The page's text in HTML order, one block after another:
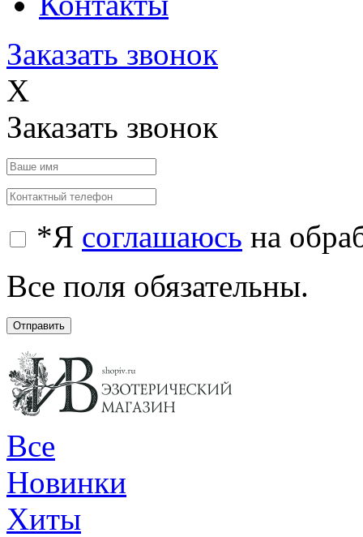
Заказать звонок
X
Заказать звонок
*Я соглашаюсь на
Все поля обязательны.
Отправить
Все
Новинки
Хиты